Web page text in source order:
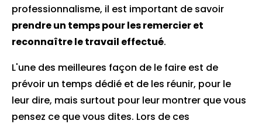
professionnalisme, il est important de savoir
prendre un temps pour les remercier et
reconnaître le travail effectué.
L'une des meilleures façon de le faire est de
prévoir un temps dédié et de les réunir, pour le
leur dire, mais surtout pour leur montrer que vous
pensez ce que vous dites. Lors de ces